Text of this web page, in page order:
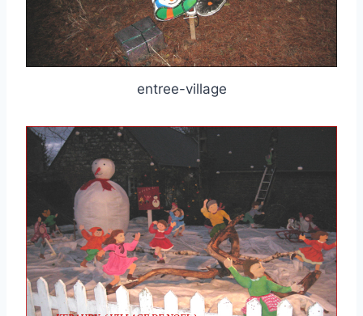
entree-village